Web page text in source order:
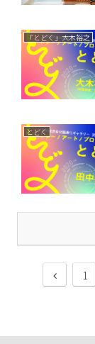
「とどく」大木裕之
とどく
1